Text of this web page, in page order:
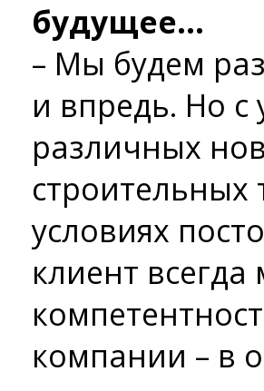
будущее…
– Мы будем
и впредь. Но
различных
строительных
условиях
клиент
компании – в